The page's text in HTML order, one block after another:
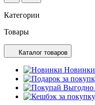
Категории
Товары
Каталог товаров
Новинки